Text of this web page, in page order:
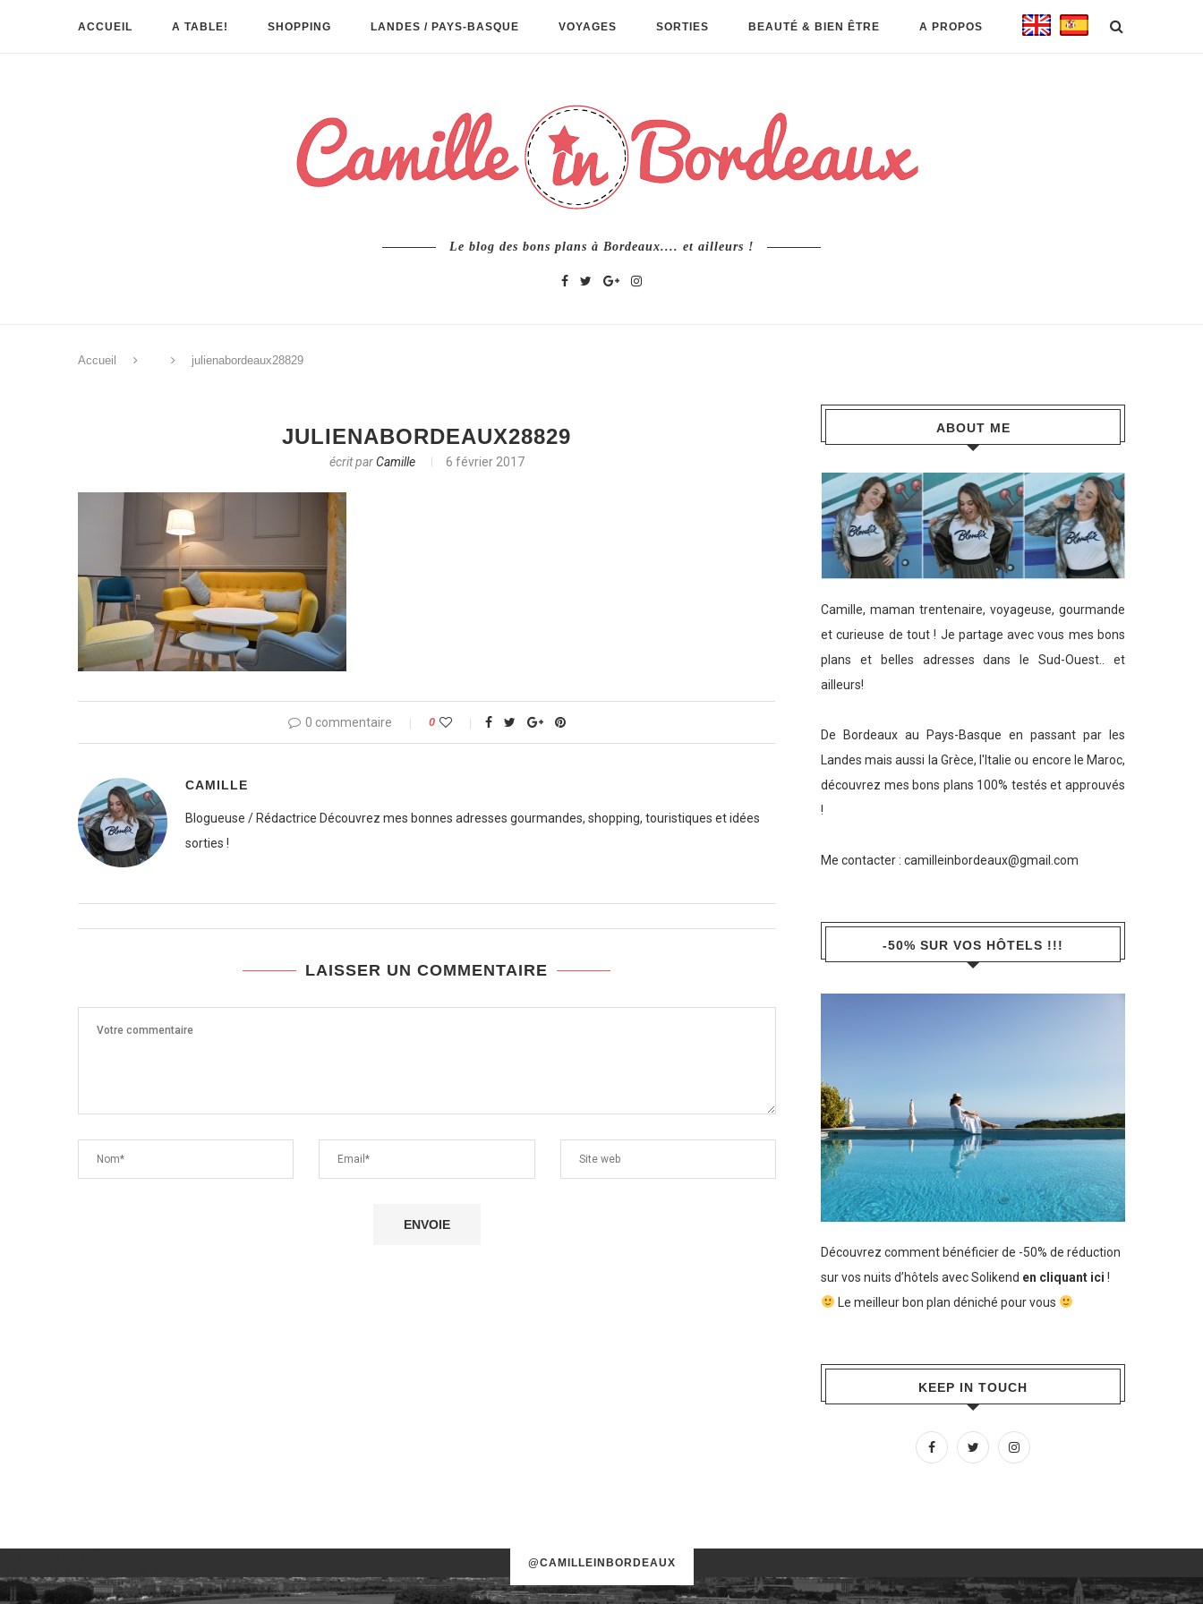
ACCUEIL A TABLE! SHOPPING LANDES / PAYS-BASQUE VOYAGES SORTIES BEAUTÉ & BIEN ÊTRE A PROPOS
Le blog des bons plans à Bordeaux.... et ailleurs !
Accueil julienabordeaux28829
JULIENABORDEAUX28829
écrit parCamille 6 février 2017
0 commentaire 0
CAMILLE
Blogueuse / Rédactrice Découvrez mes bonnes adresses gourmandes, shopping, touristiques et idées
sorties !
LAISSER UN COMMENTAIRE
ABOUT ME
Camille, maman trentenaire, voyageuse, gourmande
et curieuse de tout ! Je partage avec vous mes bons
plans et belles adresses dans le Sud-Ouest.. et
ailleurs!
De Bordeaux au Pays-Basque en passant par les
Landes mais aussi la Grèce, l'Italie ou encore le Maroc,
découvrez mes bons plans 100% testés et approuvés
!
Me contacter : camilleinbordeaux@gmail.com
-50% SUR VOS HÔTELS !!!
Découvrez comment bénéficier de -50% de réduction
sur vos nuits d’hôtels avec Solikend en cliquant ici !
Le meilleur bon plan déniché pour vous
KEEP IN TOUCH
@CAMILLEINBORDEAUX